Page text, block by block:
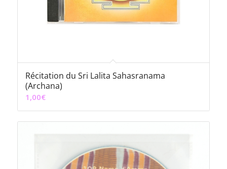
Récitation du Sri Lalita Sahasranama
(Archana)
1,00€